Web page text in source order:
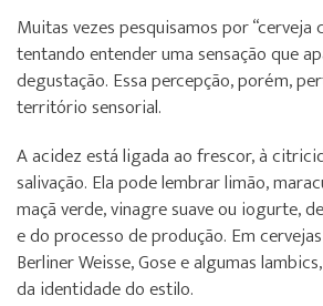
Muitas vezes pesquisamos por “cerveja
tentando entender uma sensação que
degustação. Essa percepção, porém,
território sensorial.
A acidez está ligada ao frescor, à
salivação. Ela pode lembrar limão,
maçã verde, vinagre suave ou iogurte,
e do processo de produção. Em
Berliner Weisse, Gose e algumas
da identidade do estilo.